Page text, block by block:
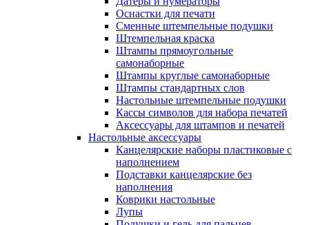
Оснастки для печати
Сменные штемпельные подушки
Штемпельная краска
Штампы прямоугольные
самонаборные
Штампы круглые самонаборные
Штампы стандартных слов
Настольные штемпельные подушки
Кассы символов для набора печатей
Аксессуары для штампов и печатей
Настольные аксессуары
Канцелярские наборы пластиковые с
наполнением
Подставки канцелярские без
наполнения
Коврики настольные
Лупы